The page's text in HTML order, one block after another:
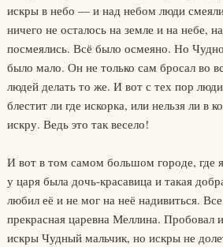
искры в небо — и над небом люди
ничего не осталось на земле и на небе,
посмеялись. Всё было осмеяно. Но
было мало. Он не только сам бросал во
людей делать то же. И вот с тех пор
блестит ли где искорка, или нельзя ли в
искру. Ведь это так весело!
И вот в том самом большом городе, где
у царя была дочь-красавица и такая
любил её и не мог на неё надивиться.
прекрасная царевна Меллина. Пробовал
искры Чудный мальчик, но искры не